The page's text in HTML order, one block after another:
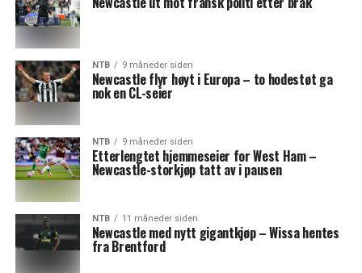
NTB 9 måneder siden
Newcastle flyr høyt i Europa – to hodestøt ga
nok en CL-seier
NTB 9 måneder siden
Etterlengtet hjemmeseier for West Ham –
Newcastle-storkjøp tatt av i pausen
NTB 11 måneder siden
Newcastle med nytt gigantkjøp – Wissa hentes
fra Brentford